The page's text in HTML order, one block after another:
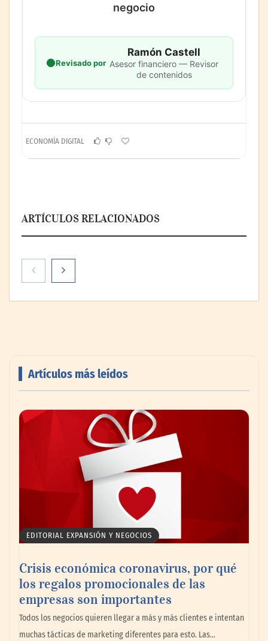
negocio
Revisado por
Ramón Castell
Asesor financiero — Revisor
de contenidos
ECONOMÍA DIGITAL
ARTÍCULOS RELACIONADOS
impulsando la colaboración en el sector
La omnicanalidad redefine la forma de
planear viajes en México
Artículos más leídos
EDITORIAL EXPANSIÓN Y NEGOCIOS
Crisis económica coronavirus, por qué
los regalos promocionales de las
empresas son importantes
Todos los negocios quieren llegar a más y más clientes e intentan
muchas tácticas de marketing diferentes para esto. Las…